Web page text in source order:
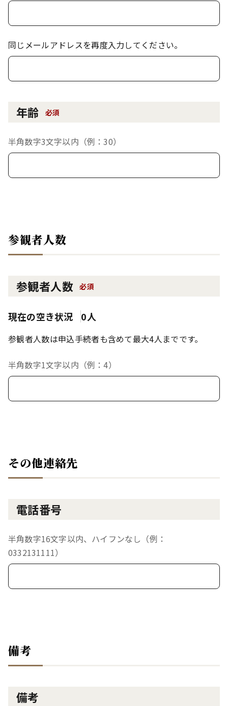
同じメールアドレスを再度入力してください。
年齢 必須
半角数字3文字以内（例：30）
参観者人数
参観者人数 必須
現在の空き状況 0人
参観者人数は申込手続者も含めて最大4人までです。
半角数字1文字以内（例：4）
その他連絡先
電話番号
半角数字16文字以内、ハイフンなし（例：
0332131111）
備考
備考